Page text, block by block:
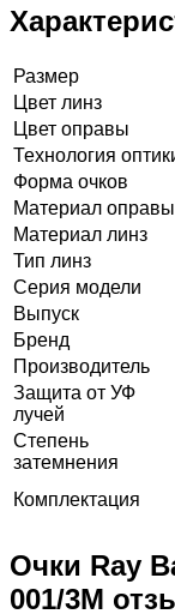
Размер
Цвет линз
Цвет оправы
Технология
Форма очков
Материал оправы
Материал линз
Тип линз
Серия модели
Выпуск
Бренд
Производитель
Защита от УФ
лучей
Степень
затемнения
Комплектация
Очки Ray
001/3M